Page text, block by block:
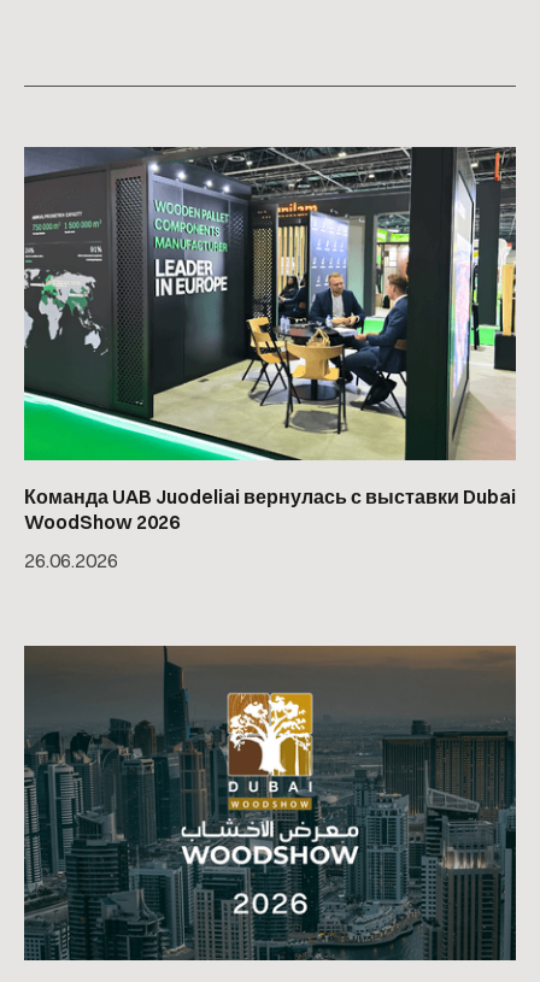
Команда UAB Juodeliai вернулась с выставки Dubai
WoodShow 2026
26.06.2026